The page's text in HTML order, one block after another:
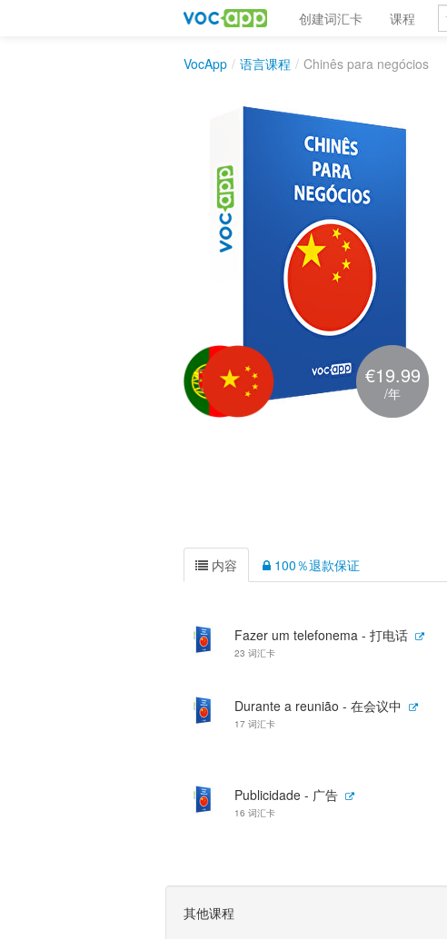
创建词汇卡 课程
VocApp / 语言课程 / Chinês para negócios
€19.99
/年
内容 100％退款保证
Fazer um telefonema - 打电话
23 词汇卡
Durante a reunião - 在会议中
17 词汇卡
Publicidade - 广告
16 词汇卡
其他课程